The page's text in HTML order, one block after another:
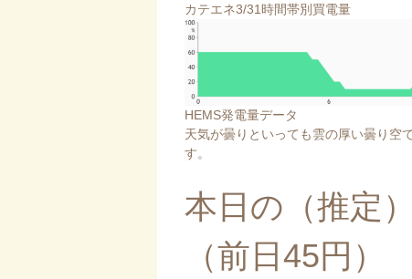
カテエネ3/31時間帯別買電量
HEMS発電量データ
天気が曇りといっても雲の厚い曇り空
す。
本日の（推定
（前日45円）